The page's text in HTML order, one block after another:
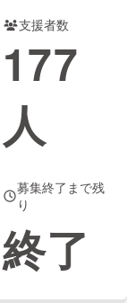
支援者数
177
人
募集終了まで残
り
終了